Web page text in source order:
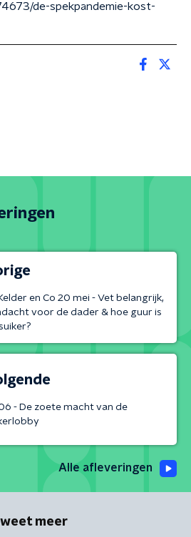
de-spekpandemie-kost-
en Co 20 mei - Vet belangrijk,
voor de dader & hoe guur is
- De zoete macht van de
Alle afleveringen
weet meer